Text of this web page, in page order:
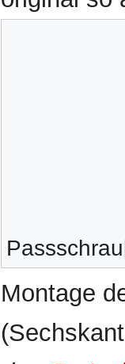
Montage